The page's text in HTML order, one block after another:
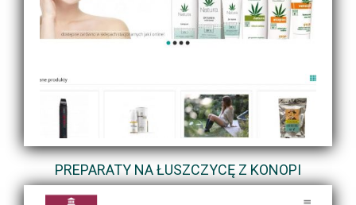
PREPARATY NA ŁUSZCZYCĘ Z KONOPI